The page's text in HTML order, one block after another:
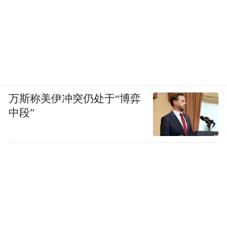
万斯称美伊冲突仍处于“博弈
中段”